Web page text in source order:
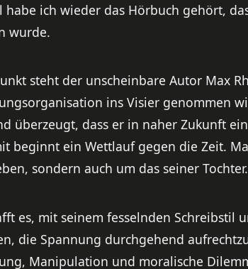
habe ich wieder das Hörbuch gehört,
wurde.
steht der unscheinbare Autor Max
ins Visier genommen
überzeugt, dass er in naher Zukunft
beginnt ein Wettlauf gegen die Zeit.
sondern auch um das seiner Tochter.
es, mit seinem fesselnden Schreibstil
die Spannung durchgehend
Manipulation und moralische